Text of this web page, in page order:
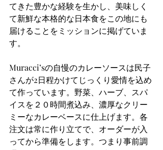
てきた豊かな経験を生かし、美味しく
て新鮮な本格的な日本食をこの地にも
届けることをミッションに掲げていま
す。
Muracci’sの自慢のカレーソースは民子
さんが2日程かけてじっくり愛情を込め
て作っています。野菜、ハーブ、スパ
イスを２０時間煮込み、濃厚なクリー
ミーなカレーベースに仕上げます。各
注文は常に作り立てで、オーダーが入
ってから準備をします。つまり事前調